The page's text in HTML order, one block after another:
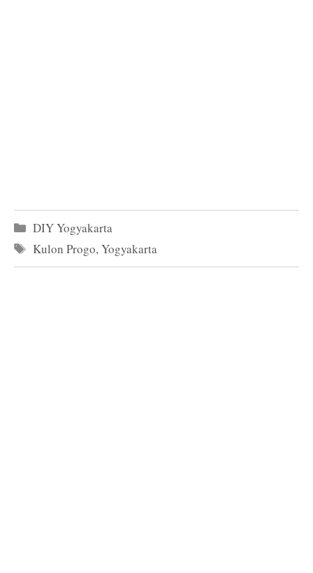
Kategori
DIY Yogyakarta
Tag
Kulon Progo,Yogyakarta